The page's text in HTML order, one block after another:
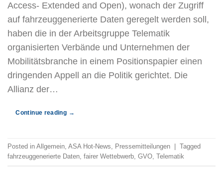
Access- Extended and Open), wonach der Zugriff
auf fahrzeuggenerierte Daten geregelt werden soll,
haben die in der Arbeitsgruppe Telematik
organisierten Verbände und Unternehmen der
Mobilitätsbranche in einem Positionspapier einen
dringenden Appell an die Politik gerichtet. Die
Allianz der…
Continue reading →
Posted in Allgemein, ASA Hot-News, Pressemitteilungen
Tagged
fahrzeuggenerierte Daten, fairer Wettebwerb, GVO, Telematik